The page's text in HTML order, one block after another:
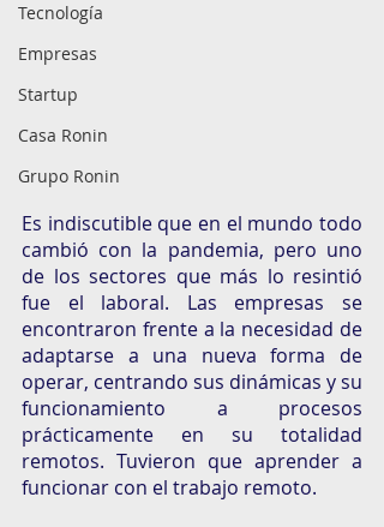
Tecnología
Empresas
Startup
Casa Ronin
Grupo Ronin
Es indiscutible que en el mundo todo
cambió con la pandemia, pero uno
de los sectores que más lo resintió
fue el laboral. Las empresas se
encontraron frente a la necesidad de
adaptarse a una nueva forma de
operar, centrando sus dinámicas y su
funcionamiento a procesos
prácticamente en su totalidad
remotos. Tuvieron que aprender a
funcionar con el trabajo remoto.